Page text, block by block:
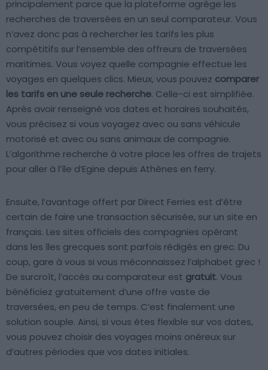
principalement parce que la plateforme agrège les
recherches de traversées en un seul comparateur. Vous
n’avez donc pas à rechercher les tarifs les plus
compétitifs sur l’ensemble des offreurs de traversées
maritimes. Vous voyez quelle compagnie effectue les
voyages en quelques clics. Mieux, vous pouvez comparer
les tarifs en une seule recherche. Celle-ci est simplifiée.
Après avoir renseigné vos dates et horaires souhaités,
vous précisez si vous voyagez avec ou sans véhicule
motorisé et avec ou sans animaux de compagnie.
L’algorithme recherche à votre place les offres de trajets
pour aller à l’île d’Egine depuis Athènes en ferry.
Ensuite, l’avantage offert par Direct Ferries est d’être
certain de faire une transaction sécurisée, sur un site en
français. Les sites officiels des compagnies opérant
dans les îles grecques sont parfois rédigés en grec. Du
coup, gare à vous si vous méconnaissez l’alphabet grec !
De surcroît, l’accès au comparateur est gratuit. Vous
bénéficiez gratuitement d’une offre vaste de
traversées, en peu de temps. C’est finalement une
solution souple. Ainsi, si vous êtes flexible sur vos dates,
vous pouvez choisir des voyages moins onéreux sur
d’autres périodes que vos dates initiales.